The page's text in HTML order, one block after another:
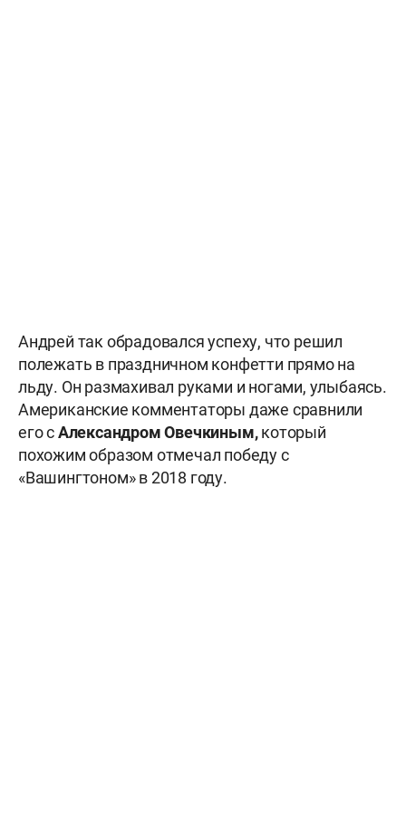
Андрей так обрадовался успеху, что решил
полежать в праздничном конфетти прямо на
льду. Он размахивал руками и ногами, улыбаясь.
Американские комментаторы даже сравнили
его сАлександром Овечкиным,который
похожим образом отмечал победу с
«Вашингтоном» в 2018 году.